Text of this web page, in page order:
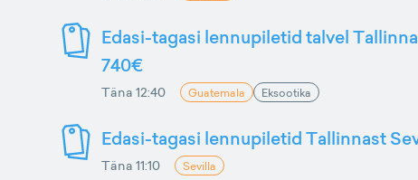
Edasi-tagasi lennupiletid talvel
740€
Täna 12:40 Guatemala Eksootika
Edasi-tagasi lennupiletid Tallinnast
Täna 11:10 Sevilla